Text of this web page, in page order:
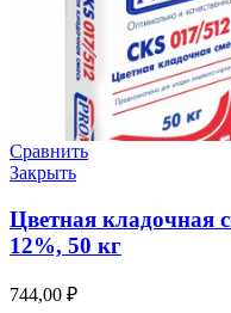
Сравнить
Закрыть
Цветная кладочная
12%, 50 кг
744,00 ₽